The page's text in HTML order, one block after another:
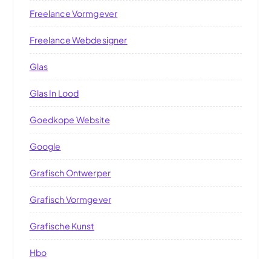
Freelance Vormgever
Freelance Webdesigner
Glas
Glas In Lood
Goedkope Website
Google
Grafisch Ontwerper
Grafisch Vormgever
Grafische Kunst
Hbo